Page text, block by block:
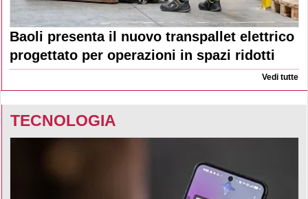
Baoli presenta il nuovo transpallet elettrico
progettato per operazioni in spazi ridotti
Vedi tutte
TECNOLOGIA